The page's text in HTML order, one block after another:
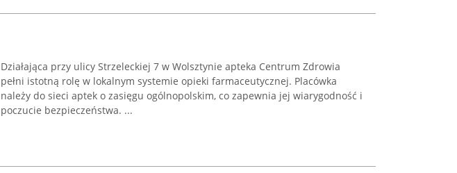
Działająca przy ulicy Strzeleckiej 7 w Wolsztynie apteka Centrum Zdrowia
pełni istotną rolę w lokalnym systemie opieki farmaceutycznej. Placówka
należy do sieci aptek o zasięgu ogólnopolskim, co zapewnia jej wiarygodność i
poczucie bezpieczeństwa. ...